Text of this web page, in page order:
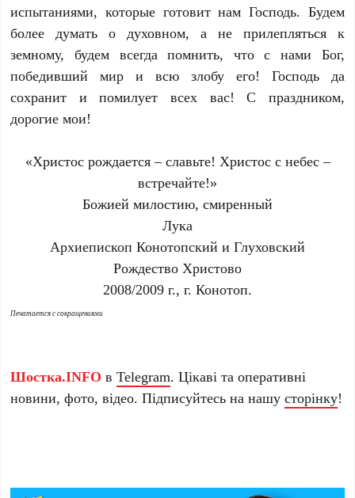
испытаниями, которые готовит нам Господь. Будем
более думать о духовном, а не прилепляться к
земному, будем всегда помнить, что с нами Бог,
победивший мир и всю злобу его! Господь да
сохранит и помилует всех вас! С праздником,
дорогие мои!
«Христос рождается – славьте! Христос с небес –
встречайте!»
Божией милостию, смиренный
Лука
Архиепископ Конотопский и Глуховский
Рождество Христово
2008/2009 г., г. Конотоп.
Печатается с сокращениями
Шостка.INFO вTelegram. Цікаві та оперативні
новини, фото, відео. Підписуйтесь на нашусторінку!